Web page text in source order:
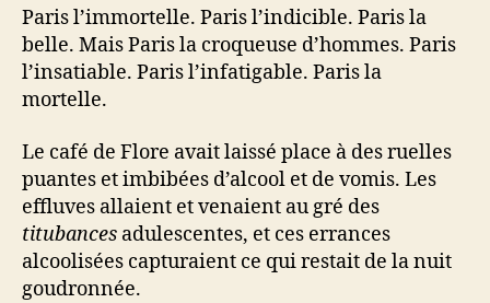
Paris l’immortelle. Paris l’indicible. Paris la
belle. Mais Paris la croqueuse d’hommes. Paris
l’insatiable. Paris l’infatigable. Paris la
mortelle.
Le café de Flore avait laissé place à des ruelles
puantes et imbibées d’alcool et de vomis. Les
effluves allaient et venaient au gré des
titubances adulescentes, et ces errances
alcoolisées capturaient ce qui restait de la nuit
goudronnée.